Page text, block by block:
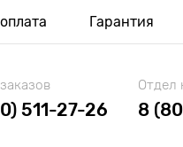
Гарантия
511-27-26
Отдел
8